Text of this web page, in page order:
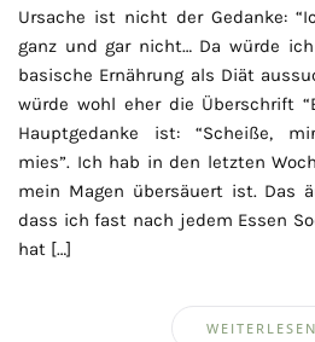
Ursache ist nicht der Gedanke:
ganz und gar nicht… Da würde
basische Ernährung als Diät
würde wohl eher die Überschrift
Hauptgedanke ist: “Scheiße,
mies”. Ich hab in den letzten
mein Magen übersäuert ist. Das
dass ich fast nach jedem Essen
hat […]